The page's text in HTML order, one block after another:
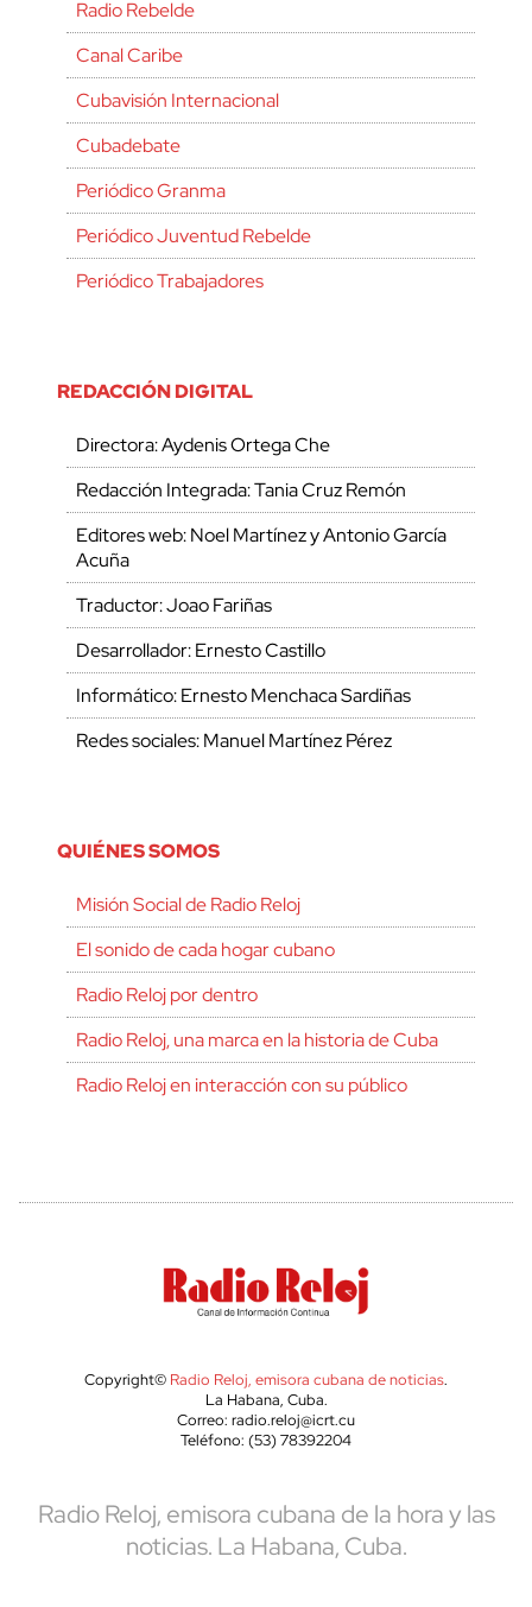
Radio Rebelde
Canal Caribe
Cubavisión Internacional
Cubadebate
Periódico Granma
Periódico Juventud Rebelde
Periódico Trabajadores
REDACCIÓN DIGITAL
Directora: Aydenis Ortega Che
Redacción Integrada: Tania Cruz Remón
Editores web: Noel Martínez y Antonio García
Acuña
Traductor: Joao Fariñas
Desarrollador: Ernesto Castillo
Informático: Ernesto Menchaca Sardiñas
Redes sociales: Manuel Martínez Pérez
QUIÉNES SOMOS
Misión Social de Radio Reloj
El sonido de cada hogar cubano
Radio Reloj por dentro
Radio Reloj, una marca en la historia de Cuba
Radio Reloj en interacción con su público
Copyright© Radio Reloj, emisora cubana de noticias.
La Habana, Cuba.
Correo: radio.reloj@icrt.cu
Teléfono: (53) 78392204
Radio Reloj, emisora cubana de la hora y las
noticias. La Habana, Cuba.